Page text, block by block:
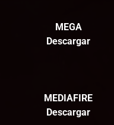
MEGA
Descargar
MEDIAFIRE
Descargar